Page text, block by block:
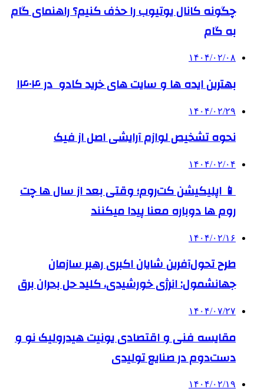
چگونه کانال یوتیوب را حذف کنیم؟ راهنمای گام
‌به‌ گام
۱۴۰۴/۰۲/۰۸
بهترین ایده ها و سایت های خرید کادو در ۱۴۰۴
۱۴۰۴/۰۲/۲۹
نحوه تشخیص لوازم آرایشی اصل از فیک
۱۴۰۴/۰۲/۰۴
📱 اپلیکیشن کت‌روم؛ وقتی بعد از سال ها چت
روم ها دوباره معنا پیدا میکنند
۱۴۰۴/۰۲/۱۶
طرح تحول‌آفرین شایان اکبری رهبر سازمان
جهانشمول: انرژی خورشیدی، کلید حل بحران برق
۱۴۰۴/۰۷/۲۷
مقایسه فنی و اقتصادی یونیت هیدرولیک نو و
دست‌دوم در صنایع تولیدی
۱۴۰۴/۰۲/۱۹